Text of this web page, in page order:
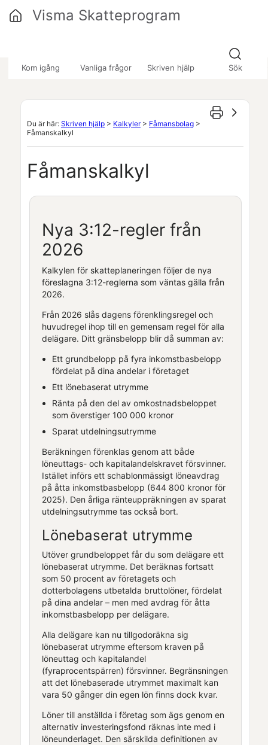
Kom igång Vanliga frågor Skriven hjälp Sök
Visma Skatteprogram
Du är här: Skriven hjälp > Kalkyler> Fåmansbolag >
Fåmanskalkyl
Fåmanskalkyl
Nya 3:12-regler från
2026
Kalkylen för skatteplaneringen följer de nya
föreslagna 3:12-reglerna som väntas gälla från
2026.
Från 2026 slås dagens förenklingsregel och
huvudregel ihop till en gemensam regel för alla
delägare. Ditt gränsbelopp blir då summan av:
Ett grundbelopp på fyra inkomstbasbelopp
fördelat på dina andelar i företaget
Ett lönebaserat utrymme
Ränta på den del av omkostnadsbeloppet
som överstiger 100 000 kronor
Sparat utdelningsutrymme
Beräkningen förenklas genom att både
löneuttags- och kapitalandelskravet försvinner.
Istället införs ett schablonmässigt löneavdrag
på åtta inkomstbasbelopp (644 800 kronor för
2025). Den årliga ränteuppräkningen av sparat
utdelningsutrymme tas också bort.
Lönebaserat utrymme
Utöver grundbeloppet får du som delägare ett
lönebaserat utrymme. Det beräknas fortsatt
som 50 procent av företagets och
dotterbolagens utbetalda bruttolöner, fördelat
på dina andelar – men med avdrag för åtta
inkomstbasbelopp per delägare.
Alla delägare kan nu tillgodoräkna sig
lönebaserat utrymme eftersom kraven på
löneuttag och kapitalandel
(fyraprocentspärren) försvinner. Begränsningen
att det lönebaserade utrymmet maximalt kan
vara 50 gånger din egen lön finns dock kvar.
Löner till anställda i företag som ägs genom en
alternativ investeringsfond räknas inte med i
löneunderlaget. Den särskilda definitionen av